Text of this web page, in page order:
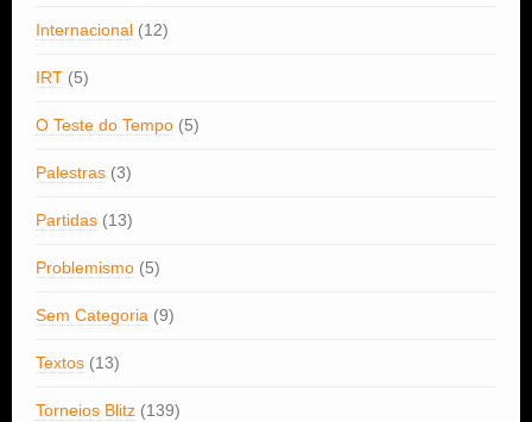
Internacional (12)
IRT (5)
O Teste do Tempo (5)
Palestras (3)
Partidas (13)
Problemismo (5)
Sem Categoria (9)
Textos (13)
Torneios Blitz (139)